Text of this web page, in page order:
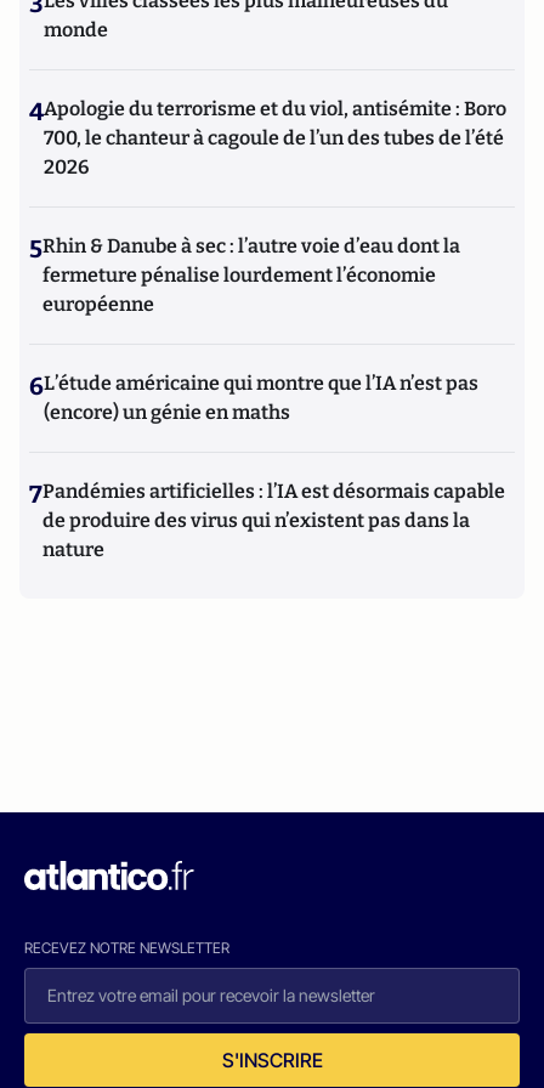
monde
4Apologie du terrorisme et du viol, antisémite : Boro
700, le chanteur à cagoule de l’un des tubes de l’été
2026
5Rhin & Danube à sec : l’autre voie d’eau dont la
fermeture pénalise lourdement l’économie
européenne
6L’étude américaine qui montre que l’IA n’est pas
(encore) un génie en maths
7Pandémies artificielles : l’IA est désormais capable
de produire des virus qui n’existent pas dans la
nature
RECEVEZ NOTRE NEWSLETTER
S'INSCRIRE